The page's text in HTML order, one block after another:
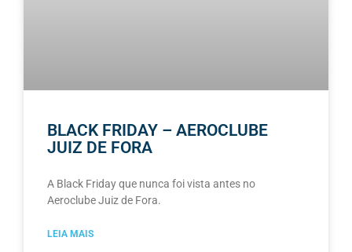
BLACK FRIDAY – AEROCLUBE
JUIZ DE FORA
A Black Friday que nunca foi vista antes no
Aeroclube Juiz de Fora.
LEIA MAIS